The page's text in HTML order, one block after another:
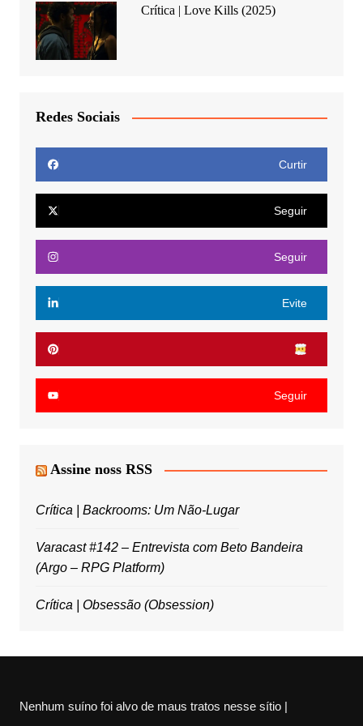
Crítica | Love Kills (2025)
Redes Sociais
Curtir
Seguir
Seguir
Evite
Seguir
Assine noss RSS
Crítica | Backrooms: Um Não-Lugar
Varacast #142 – Entrevista com Beto Bandeira
(Argo – RPG Platform)
Crítica | Obsessão (Obsession)
Nenhum suíno foi alvo de maus tratos nesse sítio |